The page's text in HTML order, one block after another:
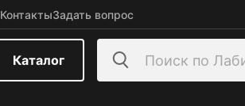
КонтактыЗадать вопрос
Каталог